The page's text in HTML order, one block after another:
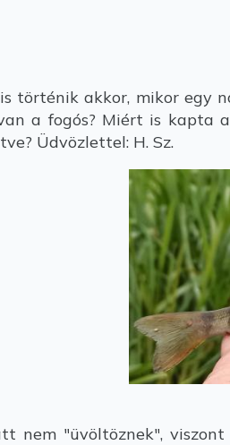
történik akkor, mikor egy
a fogós? Miért is kapta
Üdvözlettel: H. Sz.
nem "üvöltöznek", viszont